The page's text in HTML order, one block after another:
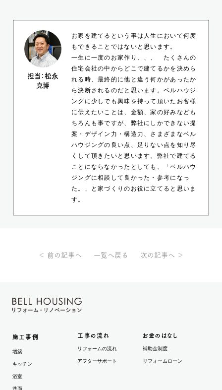
担当： 松永
克博
お家を建てるという事は人生において何度
もできることではないと思います。
一生に一度のお家作り、、、 たくさんの
住宅会社の中からどこで建てるかを決めら
れる時、最終的に他と違う何かがあったか
ら決断されるのだと思います。ベルハウジ
ングに少しでも興味を持って頂いたお客様
に伝えたいことは、金額、家の好みなども
ちろんも事ですが、弊社にしかできない提
案・デザイン力・構造力、さまざまなベル
ハウジングの良い点、足りない点を知り尽
くして頂きたいと思います。弊社で建てる
ことにならなかったとしても、「ベルハウ
ジングに相談して良かった・参考になっ
た。」と家づくりのお役に立てると思いま
す。
＜ 前の記事へ 一覧へ戻る 次の記事へ ＞
施工事例
増築
キッチン
浴室
洗面
工事の流れ
リフォームの流れ
アフターサポート
お金のはなし
補助金制度
リフォームローン